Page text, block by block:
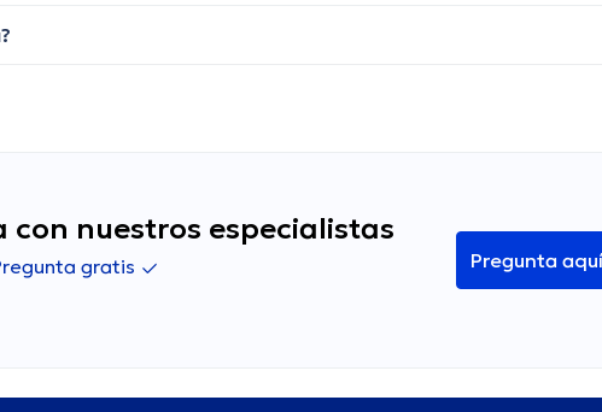
con nuestros especialistas
gratis Pregunta aquí